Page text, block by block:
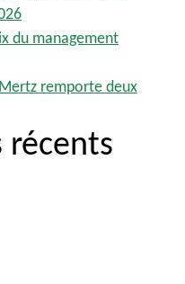
du management
remporte deux
récents